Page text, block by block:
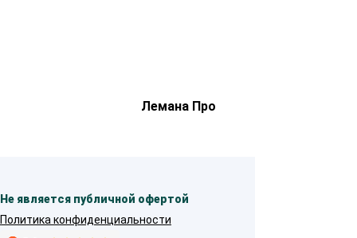
Лемана Про
Не является публичной офертой
Политика конфиденциальности